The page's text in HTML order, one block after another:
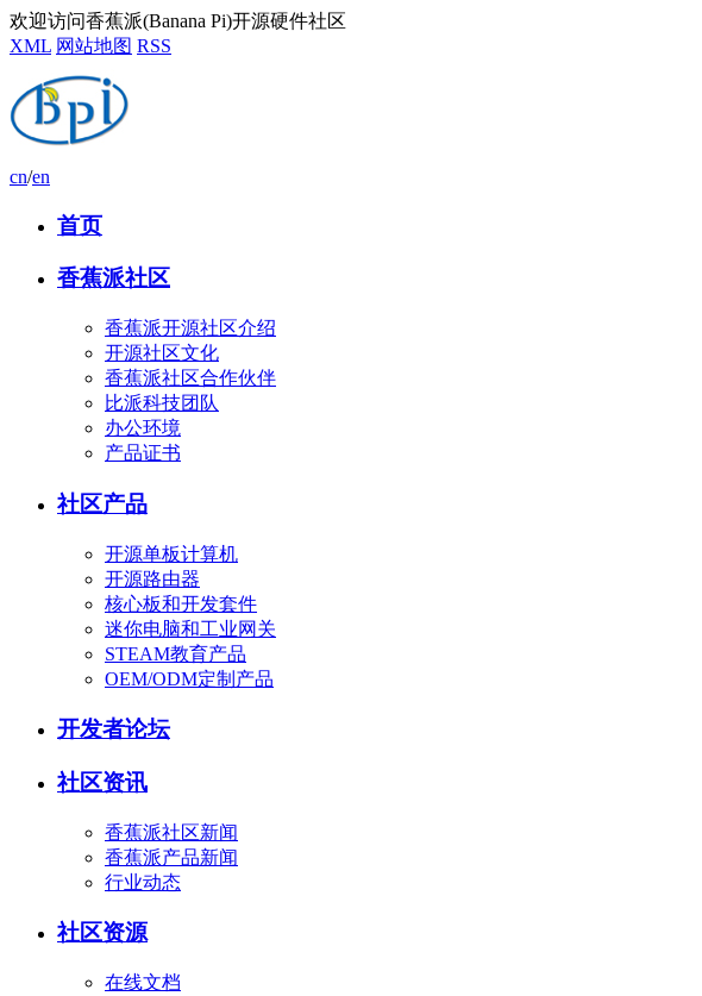
欢迎访问香蕉派(Banana Pi)开源硬件社区
XML 网站地图 RSS
cn/en
首页
香蕉派社区
香蕉派开源社区介绍
开源社区文化
香蕉派社区合作伙伴
比派科技团队
办公环境
产品证书
社区产品
开源单板计算机
开源路由器
核心板和开发套件
迷你电脑和工业网关
STEAM教育产品
OEM/ODM定制产品
开发者论坛
社区资讯
香蕉派社区新闻
香蕉派产品新闻
行业动态
社区资源
在线文档